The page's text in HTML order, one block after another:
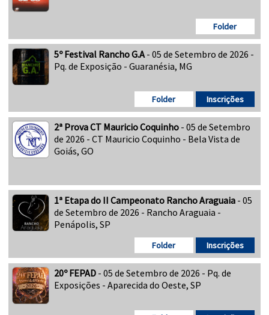
Folder
5º Festival Rancho G.A - 05 de Setembro de 2026 -
Pq. de Exposição - Guaranésia, MG
Inscrições
Folder
2ª Prova CT Mauricio Coquinho - 05 de Setembro
de 2026 - CT Mauricio Coquinho - Bela Vista de
Goiás, GO
1ª Etapa do II Campeonato Rancho Araguaia - 05
de Setembro de 2026 - Rancho Araguaia -
Penápolis, SP
Inscrições
Folder
20º FEPAD - 05 de Setembro de 2026 - Pq. de
Exposições - Aparecida do Oeste, SP